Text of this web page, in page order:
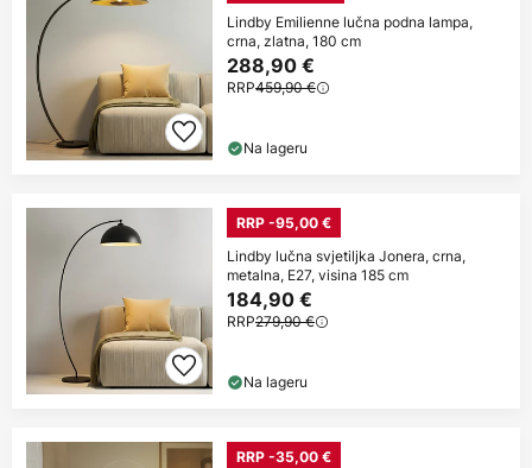
Lindby Emilienne lučna podna lampa,
crna, zlatna, 180 cm
288,90 €
RRP459,90 €
Na lageru
RRP -95,00 €
Lindby lučna svjetiljka Jonera, crna,
metalna, E27, visina 185 cm
184,90 €
RRP279,90 €
Na lageru
RRP -35,00 €